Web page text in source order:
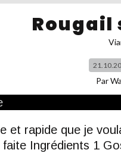
Rougail
Par
et rapide que je
Ingrédients 1